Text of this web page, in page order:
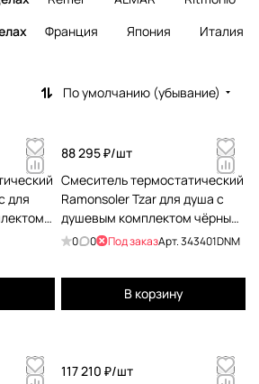
Франция Япония Италия
По умолчанию (убывание)
для
88 295 ₽/шт
Смеситель термостатический
Ramonsoler Tzar для душа с
душевым комплектом чёрный
343401DNM
0 0 Под заказАрт.343401DNM
В корзину
117 210 ₽/шт